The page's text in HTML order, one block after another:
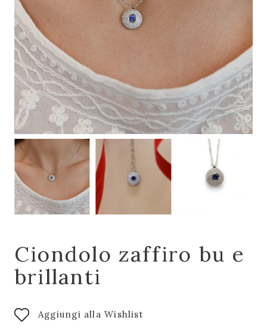
Ciondolo zaffiro bu e
brillanti
Aggiungi alla Wishlist